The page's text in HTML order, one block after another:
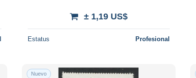
± 1,19 US$
Estatus Profesional
Nuevo